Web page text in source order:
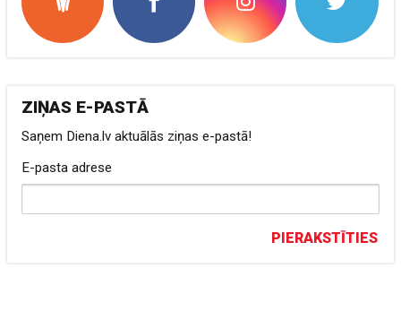
ZIŅAS E-PASTĀ
Saņem Diena.lv aktuālās ziņas e-pastā!
E-pasta adrese
PIERAKSTĪTIES